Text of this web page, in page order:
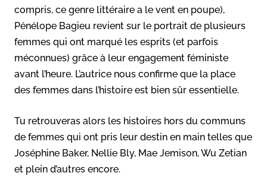
compris, ce genre littéraire a le vent en poupe),
Pénélope Bagieu revient sur le portrait de plusieurs
femmes qui ont marqué les esprits (et parfois
méconnues) grâce à leur engagement féministe
avant l’heure. L’autrice nous confirme que la place
des femmes dans l’histoire est bien sûr essentielle.
Tu retrouveras alors les histoires hors du communs
de femmes qui ont pris leur destin en main telles que
Joséphine Baker, Nellie Bly, Mae Jemison, Wu Zetian
et plein d’autres encore.